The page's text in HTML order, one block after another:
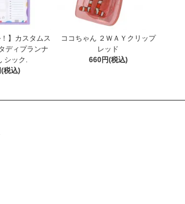
！】カスタムス
ディプランナ
シック.
税込)
ココちゃん ２ＷＡＹクリップ
レッド
660円(税込)